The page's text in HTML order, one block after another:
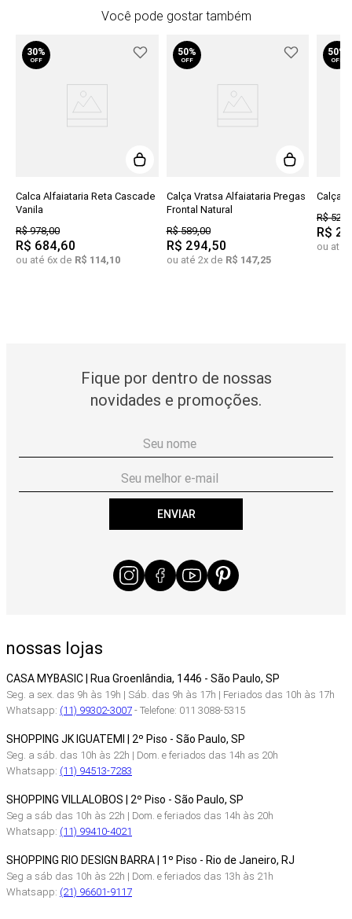
Você pode gostar também
30%
OFF
Calca Alfaiataria Reta Cascade
Vanila
R$978,00
R$ 684,60
ou até 6x de R$ 114,10
50%
OFF
Calça Vratsa Alfaiataria Pregas
Frontal Natural
R$589,00
R$ 294,50
ou até 2x de R$ 147,25
50%
OFF
Calça
R$528
R$
ou até
Fique por dentro de nossas
novidades e promoções.
ENVIAR
nossas lojas
CASA MYBASIC | Rua Groenlândia, 1446 - São Paulo, SP
Seg. a sex. das 9h às 19h | Sáb. das 9h às 17h | Feriados das 10h às 17h
Whatsapp: (11) 99302-3007- Telefone: 011 3088-5315
SHOPPING JK IGUATEMI | 2º Piso - São Paulo, SP
Seg. a sáb. das 10h às 22h | Dom. e feriados das 14h as 20h
Whatsapp: (11) 94513-7283
SHOPPING VILLALOBOS | 2º Piso - São Paulo, SP
Seg a sáb das 10h às 22h | Dom. e feriados das 14h às 20h
Whatsapp: (11) 99410-4021
SHOPPING RIO DESIGN BARRA | 1º Piso - Rio de Janeiro, RJ
Seg a sáb das 10h às 22h | Dom. e feriados das 13h às 21h
Whatsapp: (21) 96601-9117